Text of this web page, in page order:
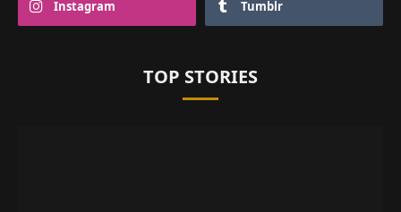
Instagram Tumblr
TOP STORIES